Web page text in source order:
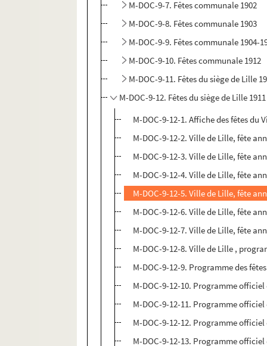
M-DOC-9-7. Fêtes communale 1902
M-DOC-9-8. Fêtes communale 1903
M-DOC-9-9. Fêtes communale 1904-
M-DOC-9-10. Fêtes communale 1912
M-DOC-9-11. Fêtes du siège de Lille
M-DOC-9-12. Fêtes du siège de Lille 1911
M-DOC-9-12-1. Affiche des fêtes du
M-DOC-9-12-2. Ville de Lille, fête
M-DOC-9-12-3. Ville de Lille, fête
M-DOC-9-12-4. Ville de Lille, fête
M-DOC-9-12-5. Ville de Lille, fête
M-DOC-9-12-6. Ville de Lille, fête
M-DOC-9-12-7. Ville de Lille, fête
M-DOC-9-12-8. Ville de Lille ,
M-DOC-9-12-9. Programme des
M-DOC-9-12-10. Programme officiel
M-DOC-9-12-11. Programme officiel
M-DOC-9-12-12. Programme officiel
M-DOC-9-12-13. Programme officiel